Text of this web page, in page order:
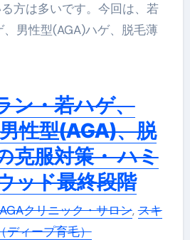
方は多いです。今回は、若
男性型(AGA)ハゲ、脱毛薄
ン・若ハゲ、
性型(AGA)、脱
克服対策・ ハミ
ッド最終段階
クリニック・サロン,スキ
ディープ育毛）